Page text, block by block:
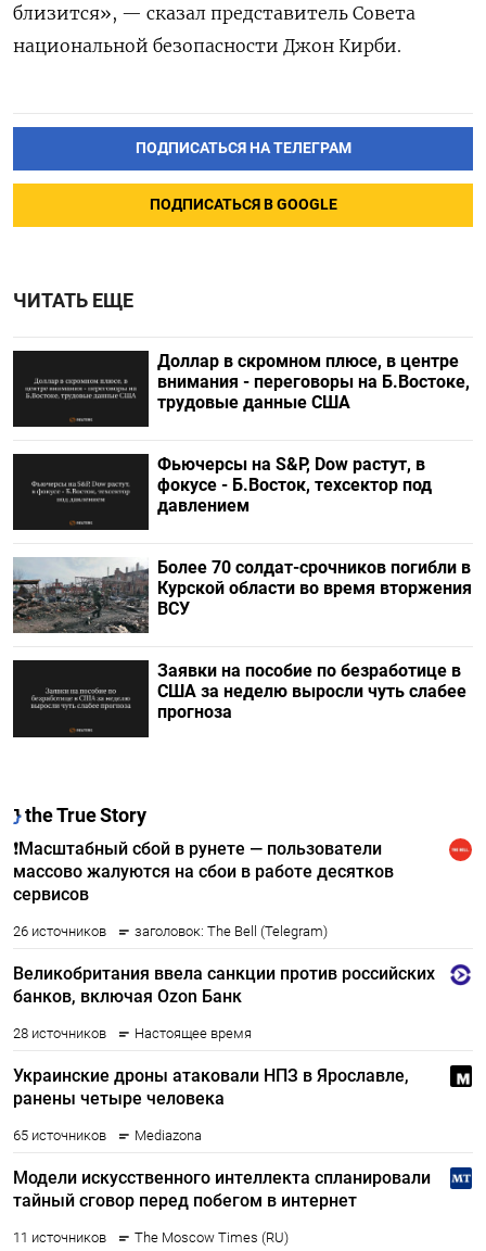
близится», — сказал представитель Совета
национальной безопасности Джон Кирби.
ПОДПИСАТЬСЯ НА ТЕЛЕГРАМ
ПОДПИСАТЬСЯ В GOOGLE
ЧИТАТЬ ЕЩЕ
Доллар в скромном плюсе, в центре
внимания - переговоры на Б.Востоке,
трудовые данные США
Фьючерсы на S&P, Dow растут, в
фокусе - Б.Восток, техсектор под
давлением
Более 70 солдат-срочников погибли в
Курской области во время вторжения
ВСУ
Заявки на пособие по безработице в
США за неделю выросли чуть слабее
прогноза